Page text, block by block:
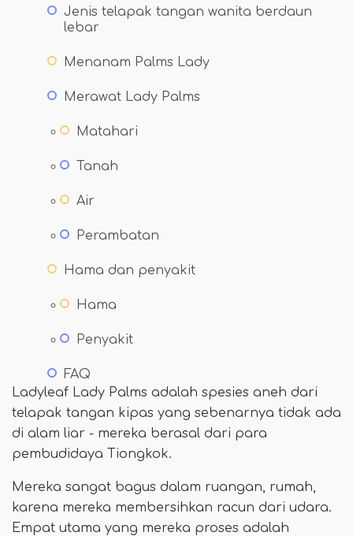
Jenis telapak tangan wanita berdaun
lebar
Menanam Palms Lady
Merawat Lady Palms
Matahari
Tanah
Air
Perambatan
Hama dan penyakit
Hama
Penyakit
FAQ
Ladyleaf Lady Palms adalah spesies aneh dari
telapak tangan kipas yang sebenarnya tidak ada
di alam liar - mereka berasal dari para
pembudidaya Tiongkok.
Mereka sangat bagus dalam ruangan, rumah,
karena mereka membersihkan racun dari udara.
Empat utama yang mereka proses adalah